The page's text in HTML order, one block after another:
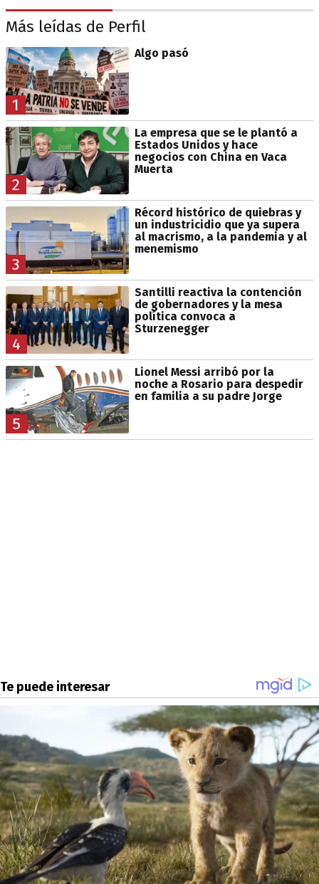
Más leídas de Perfil
1
Algo pasó
2
La empresa que se le plantó a
Estados Unidos y hace
negocios con China en Vaca
Muerta
3
Récord histórico de quiebras y
un industricidio que ya supera
al macrismo, a la pandemia y al
menemismo
4
Santilli reactiva la contención
de gobernadores y la mesa
política convoca a
Sturzenegger
5
Lionel Messi arribó por la
noche a Rosario para despedir
en familia a su padre Jorge